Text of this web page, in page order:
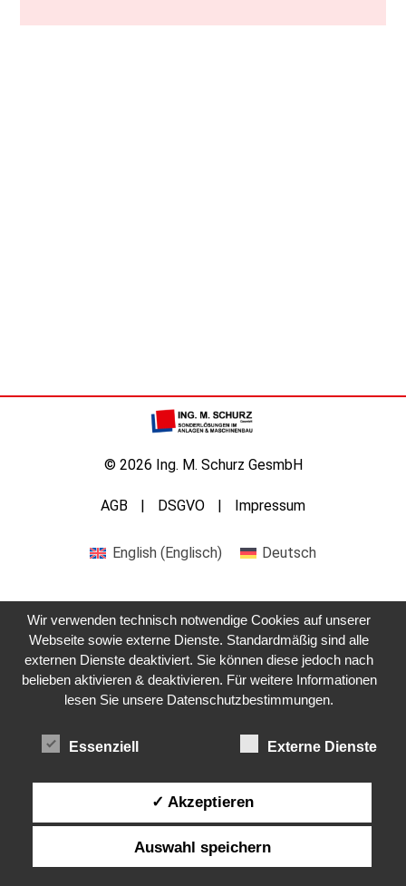
© 2026 Ing. M. Schurz GesmbH
AGB DSGVO Impressum
English(Englisch) Deutsch
Wir verwenden technisch notwendige Cookies auf unserer
Webseite sowie externe Dienste. Standardmäßig sind alle
externen Dienste deaktiviert. Sie können diese jedoch nach
belieben aktivieren & deaktivieren. Für weitere Informationen
lesen Sie unsere Datenschutzbestimmungen.
Essenziell Externe Dienste
✓ Akzeptieren
Auswahl speichern